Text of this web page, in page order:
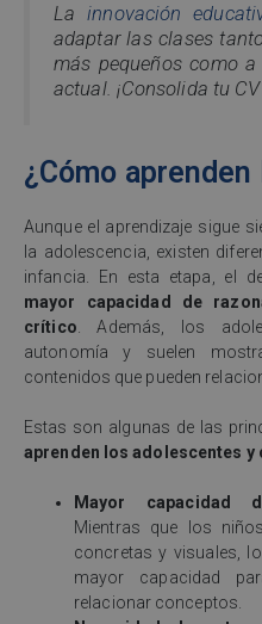
Lainnovación
adaptar las clases
más pequeños como
actual. ¡Consolida tu
¿Cómo
Aunque el aprendizaje sigue
la adolescencia, existen
infancia. En esta etapa, el
mayor capacidad de
crítico. Además, los
autonomía y suelen
contenidos que pueden
Estas son algunas de las
aprenden los adolescentes y
Mayor capacidad
Mientras que los
concretas y visuales,
mayor capacidad
relacionar conceptos.